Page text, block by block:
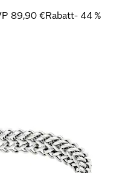
89,90 €Rabatt- 44 %